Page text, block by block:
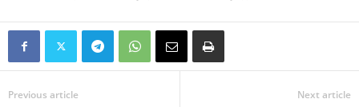
Previous article Next article